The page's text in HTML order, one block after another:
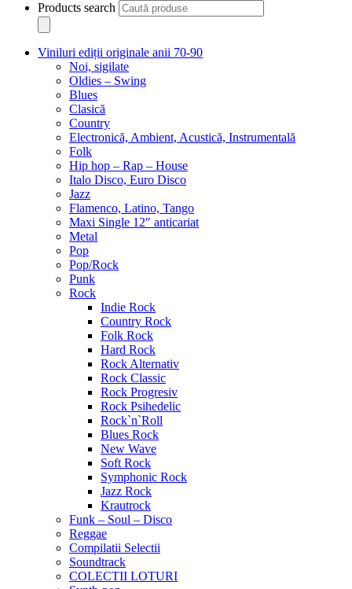
Products search
Viniluri ediții originale anii 70-90
Noi, sigilate
Oldies – Swing
Blues
Clasică
Country
Electronică, Ambient, Acustică, Instrumentală
Folk
Hip hop – Rap – House
Italo Disco, Euro Disco
Jazz
Flamenco, Latino, Tango
Maxi Single 12″ anticariat
Metal
Pop
Pop/Rock
Punk
Rock
Indie Rock
Country Rock
Folk Rock
Hard Rock
Rock Alternativ
Rock Classic
Rock Progresiv
Rock Psihedelic
Rock`n`Roll
Blues Rock
New Wave
Soft Rock
Symphonic Rock
Jazz Rock
Krautrock
Funk – Soul – Disco
Reggae
Compilatii Selectii
Soundtrack
COLECTII LOTURI